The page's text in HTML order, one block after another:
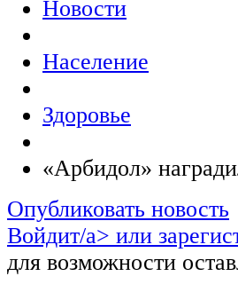
Новости
Население
Здоровье
«Арбидол»
Опубликовать новость
Войдит/a> или
для возможности